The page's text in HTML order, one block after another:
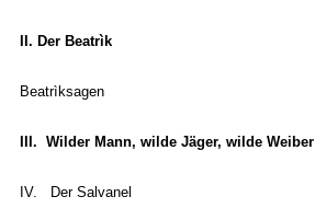
II. Der Beatrìk
Beatrìksagen
III. Wilder Mann, wilde Jäger, wilde Weiber
IV. Der Salvanel